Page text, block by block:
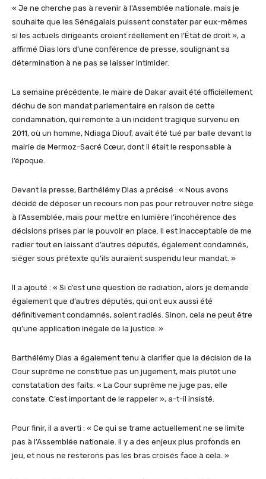
« Je ne cherche pas à revenir à l’Assemblée nationale, mais je
souhaite que les Sénégalais puissent constater par eux-mêmes
si les actuels dirigeants croient réellement en l’État de droit », a
affirmé Dias lors d’une conférence de presse, soulignant sa
détermination à ne pas se laisser intimider.
La semaine précédente, le maire de Dakar avait été officiellement
déchu de son mandat parlementaire en raison de cette
condamnation, qui remonte à un incident tragique survenu en
2011, où un homme, Ndiaga Diouf, avait été tué par balle devant la
mairie de Mermoz-Sacré Cœur, dont il était le responsable à
l’époque.
Devant la presse, Barthélémy Dias a précisé : « Nous avons
décidé de déposer un recours non pas pour retrouver notre siège
à l’Assemblée, mais pour mettre en lumière l’incohérence des
décisions prises par le pouvoir en place. Il est inacceptable de me
radier tout en laissant d’autres députés, également condamnés,
siéger sous prétexte qu’ils auraient suspendu leur mandat. »
Il a ajouté : « Si c’est une question de radiation, alors je demande
également que d’autres députés, qui ont eux aussi été
définitivement condamnés, soient radiés. Sinon, cela ne peut être
qu’une application inégale de la justice. »
Barthélémy Dias a également tenu à clarifier que la décision de la
Cour suprême ne constitue pas un jugement, mais plutôt une
constatation des faits. « La Cour suprême ne juge pas, elle
constate. C’est important de le rappeler », a-t-il insisté.
Pour finir, il a averti : « Ce qui se trame actuellement ne se limite
pas à l’Assemblée nationale. Il y a des enjeux plus profonds en
jeu, et nous ne resterons pas les bras croisés face à cela. »